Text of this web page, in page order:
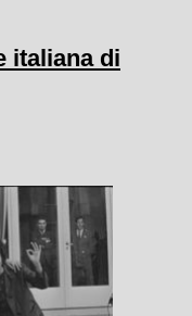
italiana di